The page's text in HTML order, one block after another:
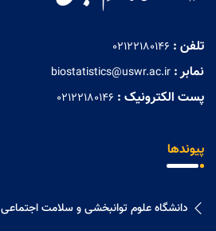
تلفن : 02122180146
نمابر : biostatistics@uswr.ac.ir
پست الکترونیک : 02122180146
پیوندها
دانشگاه علوم توانبخشی و سلامت اجتماعی